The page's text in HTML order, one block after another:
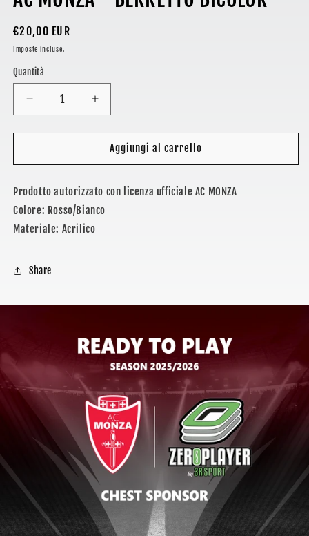
in
Prezzo
di
listino
€20,00 EUR
Imposte incluse.
Quantità
Diminuisci
quantità
per
MONZA
BERRETTO
BICOLOR
Aumenta
quantità
per
AC
MONZA
BERRETTO
BICOLOR
Aggiungi al carrello
Prodotto autorizzato con licenza ufficiale AC MONZA
Colore: Rosso/Bianco
Materiale: Acrilico
Share